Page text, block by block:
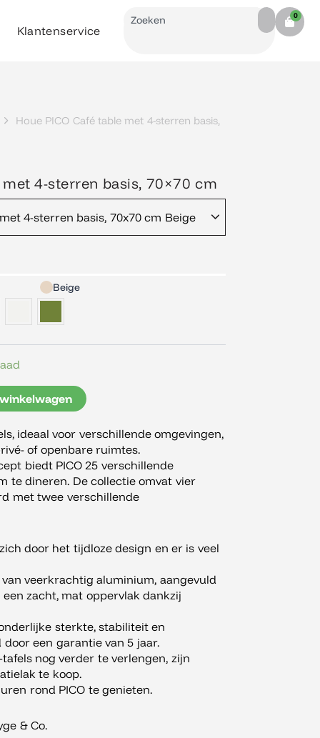
Klantenservice
Search 0
Cart
Houe PICO Café table met 4-sterren basis,
4-sterren basis, 70×70 cm
4-sterren basis, 70x70 cm Beige
Beige
ideaal voor verschillende omgevingen,
of openbare ruimtes.
biedt PICO 25 verschillende
te dineren. De collectie omvat vier
met twee verschillende
door het tijdloze design en er is veel
veerkrachtig aluminium, aangevuld
zacht, mat oppervlak dankzij
sterkte, stabiliteit en
een garantie van 5 jaar.
nog verder te verlengen, zijn
te koop.
rond PICO te genieten.
& Co.